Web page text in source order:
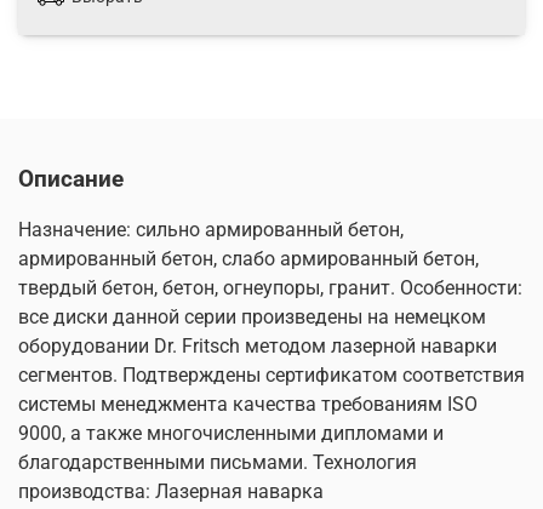
Описание
Назначение: сильно армированный бетон,
армированный бетон, слабо армированный бетон,
твердый бетон, бетон, огнеупоры, гранит. Особенности:
все диски данной серии произведены на немецком
оборудовании Dr. Fritsch методом лазерной наварки
сегментов. Подтверждены сертификатом соответствия
системы менеджмента качества требованиям ISO
9000, а также многочисленными дипломами и
благодарственными письмами. Технология
производства: Лазерная наварка